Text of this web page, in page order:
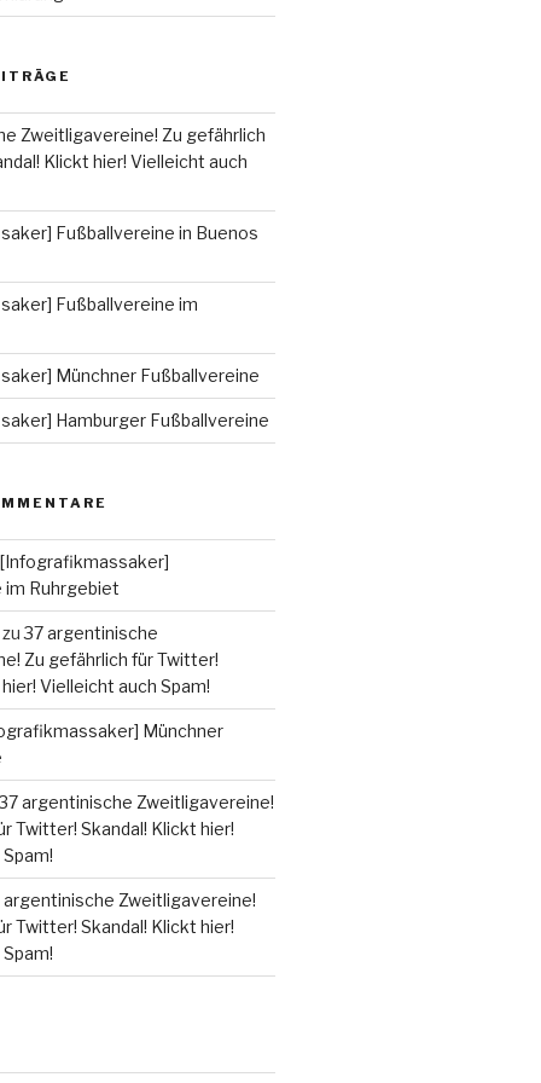
Zweitligavereine! Zu gefährlich
Klickt hier! Vielleicht auch
Fußballvereine in Buenos
Fußballvereine im
Münchner Fußballvereine
Hamburger Fußballvereine
[Infografikmassaker]
im Ruhrgebiet
37 argentinische
Zu gefährlich für Twitter!
Vielleicht auch Spam!
Münchner
argentinische Zweitligavereine!
Twitter! Skandal! Klickt hier!
argentinische Zweitligavereine!
Twitter! Skandal! Klickt hier!